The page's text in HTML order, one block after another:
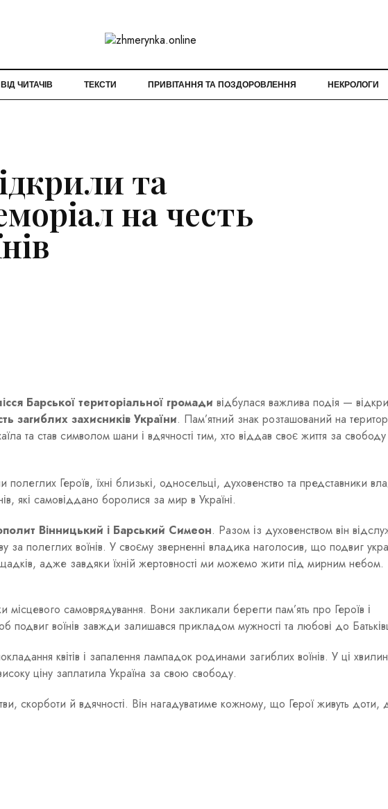
ЧИТАЧІВ ТЕКСТИ ПРИВІТАННЯ ТА ПОЗДОРОВЛЕННЯ НЕКРОЛОГИ
та
на честь
Барської територіальної громади відбулася важлива подія —
загиблих захисників України. Пам’ятний знак розташований на
та став символом шани і вдячності тим, хто віддав своє життя за
Героїв, їхні близькі, односельці, духовенство та представники
які самовіддано боролися за мир в Україні.
Вінницький і Барський Симеон. Разом із духовенством він
за полеглих воїнів. У своєму зверненні владика наголосив, що подвиг
адже завдяки їхній жертовності ми можемо жити під мирним небом.
самоврядування. Вони закликали берегти пам’ять про Героїв і
подвиг воїнів завжди залишався прикладом мужності та любові до
квітів і запалення лампадок родинами загиблих воїнів. У ці
ціну заплатила Україна за свою свободу.
скорботи й вдячності. Він нагадуватиме кожному, що Герої живуть доти,